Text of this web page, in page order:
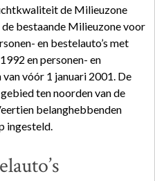
de Milieuzone
bestaande Milieuzone voor
en bestelauto’s met
en personen- en
vóór 1 januari 2001. De
ten noorden van de
belanghebbenden
ingesteld.